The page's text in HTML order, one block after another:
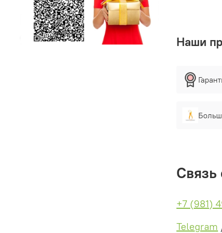
Наши
Связь
+7 (981)
Telegram